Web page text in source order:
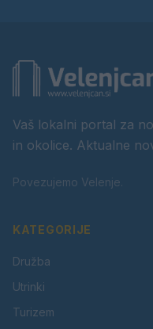
Vaš lokalni portal za
in okolice. Aktualne
Povezujemo Velenje.
KATEGORIJE
Družba
Utrinki
Turizem